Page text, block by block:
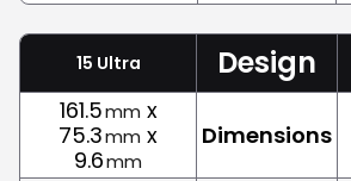
15 Ultra Design
161.5mm x
75.3mm x
9.6mm
Dimensions